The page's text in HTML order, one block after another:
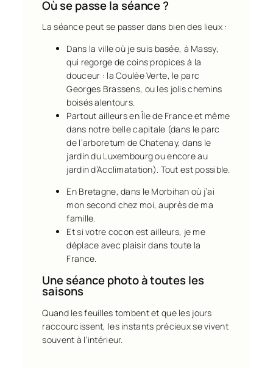
Où se passe la séance ?
La séance peut se passer dans bien des lieux :
Dans la ville où je suis basée, à Massy,
qui regorge de coins propices à la
douceur : la Coulée Verte, le parc
Georges Brassens, ou les jolis chemins
boisés alentours.
Partout ailleurs en Île de France et même
dans notre belle capitale (dans le parc
de l’arboretum de Chatenay, dans le
jardin du Luxembourg ou encore au
jardin d’Acclimatation). Tout est possible.
En Bretagne, dans le Morbihan où j’ai
mon second chez moi, auprès de ma
famille.
Et si votre cocon est ailleurs, je me
déplace avec plaisir dans toute la
France.
Une séance photo à toutes les
saisons
Quand les feuilles tombent et que les jours
raccourcissent, les instants précieux se vivent
souvent à l’intérieur.